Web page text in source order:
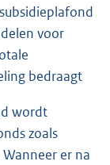
voor
bedraagt
wordt
zoals
er na